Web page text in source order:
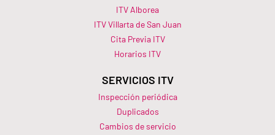
ITV Alborea
ITV Villarta de San Juan
Cita Previa ITV
Horarios ITV​
SERVICIOS ITV
Inspección periódica
Duplicados
Cambios de servicio